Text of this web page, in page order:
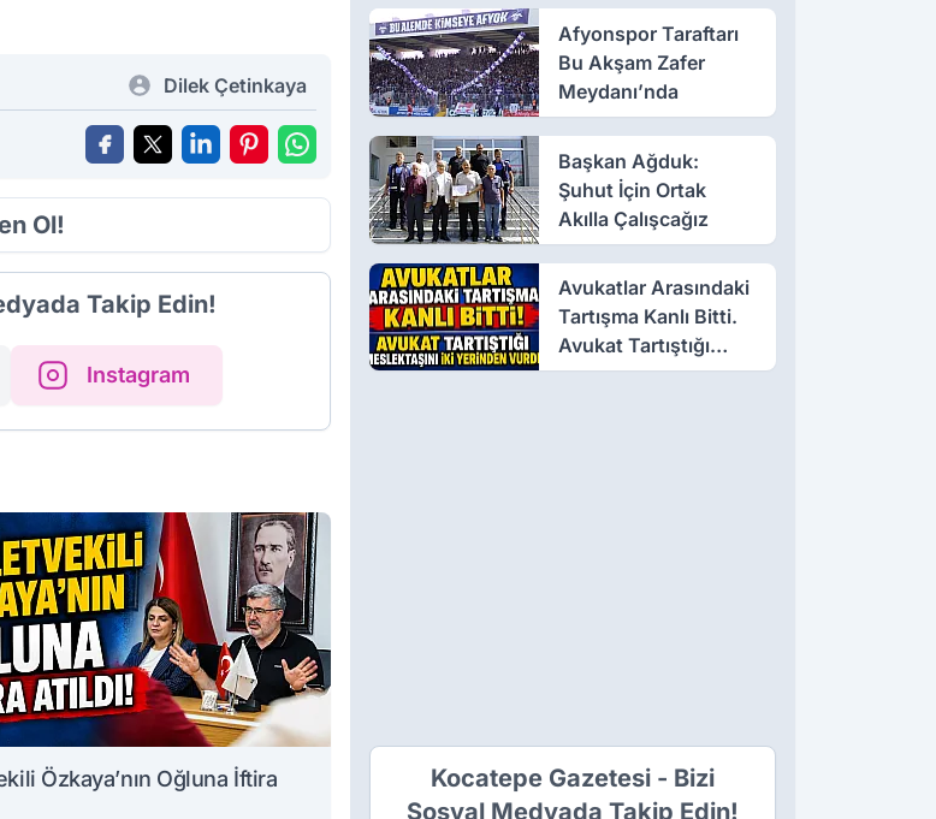
Dilek Çetinkaya
Ol!
Takip Edin!
Instagram
Özkaya’nın Oğluna İftira
Afyonspor Taraftarı
Bu Akşam Zafer
Meydanı’nda
Başkan Ağduk:
Şuhut İçin Ortak
Akılla Çalışcağız
Avukatlar Arasındaki
Tartışma Kanlı Bitti.
Avukat Tartıştığı
Meslektaşını İki
Kocatepe Gazetesi - Bizi
Sosyal Medyada Takip Edin!